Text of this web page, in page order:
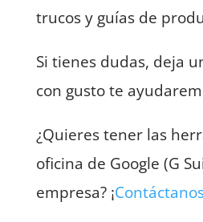
trucos y guías de
Si tienes dudas, deja
con gusto te
¿Quieres tener las
oficina de Google (G
empresa? ¡